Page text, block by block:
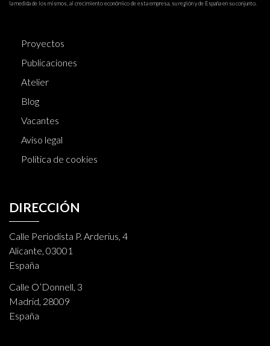
la medida de los mismos, al crecimiento económico de esta empresa, su región y de España en su conjunto.
Proyectos
Publicaciones
Atelier
Blog
Vacantes
Aviso legal
Política de cookies
DIRECCIÓN
Calle Periodista P. Arderius, 4
Alicante, 03001
España
Calle O’Donnell, 3
Madrid, 28009
España